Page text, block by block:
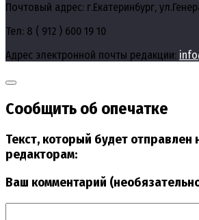
Почтовый адрес: г.Екатеринбург,
Тел: 8 ( 912 ) 600 19 10
Адрес электронной почты редакции:
Сообщить об опечатке
Текст, который будет отправлен
редакторам:
Ваш комментарий